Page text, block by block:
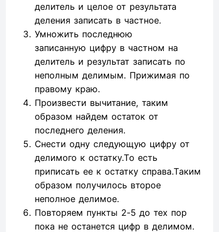
делитель и целое от результата
деления записать в частное.
Умножить последнюю
записанную цифру в частном на
делитель и результат записать по
неполным делимым. Прижимая по
правому краю.
Произвести вычитание, таким
образом найдем остаток от
последнего деления.
Снести одну следующую цифру от
делимого к остатку.То есть
приписать ее к остатку справа.Таким
образом получилось второе
неполное делимое.
Повторяем пункты 2-5 до тех пор
пока не останется цифр в делимом.